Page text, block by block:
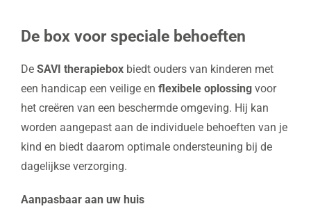
De box voor speciale behoeften
De SAVI therapiebox biedt ouders van kinderen met
een handicap een veilige en flexibele oplossing voor
het creëren van een beschermde omgeving. Hij kan
worden aangepast aan de individuele behoeften van je
kind en biedt daarom optimale ondersteuning bij de
dagelijkse verzorging.
Aanpasbaar aan uw huis